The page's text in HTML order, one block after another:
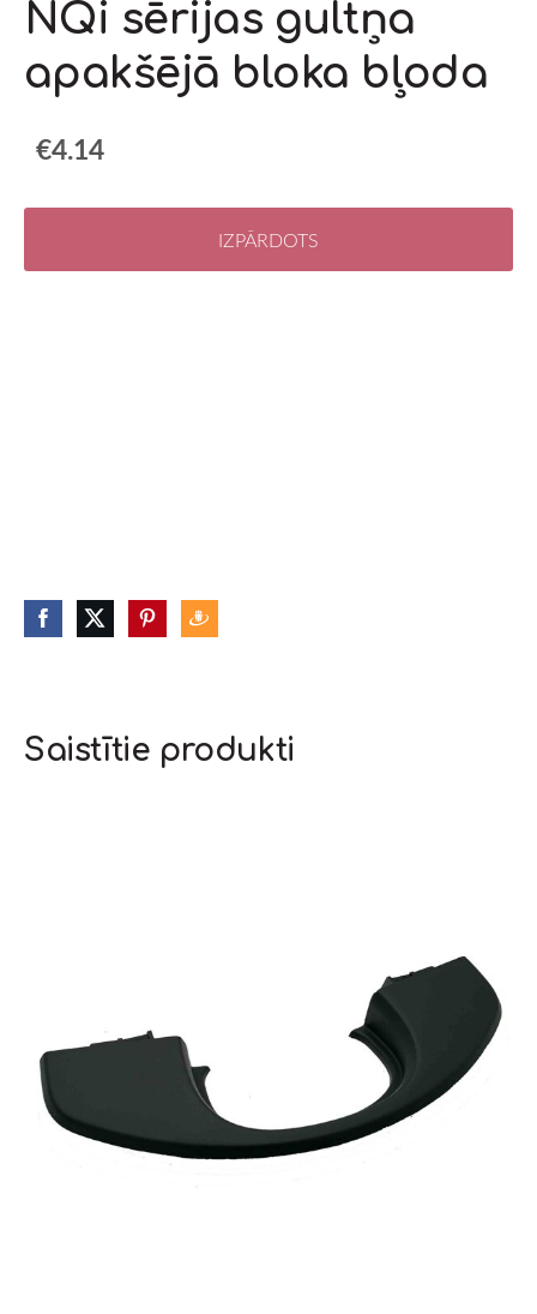
NQi sērijas gultņa
apakšējā bloka bļoda
€4.14
IZPĀRDOTS
Saistītie produkti